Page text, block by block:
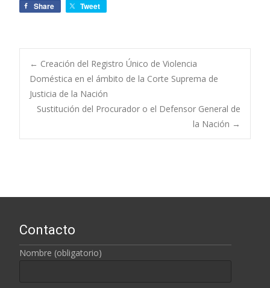
Share Tweet
Navegación de
entradas
← Creación del Registro Único de Violencia
Doméstica en el ámbito de la Corte Suprema de
Justicia de la Nación
Sustitución del Procurador o el Defensor General de
la Nación →
Contacto
Nombre (obligatorio)